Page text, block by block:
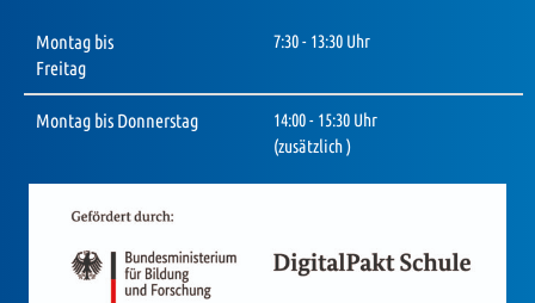
Montag bis
Freitag
7:30 - 13:30 Uhr
Montag bis Donnerstag
14:00 - 15:30 Uhr
(zusätzlich )